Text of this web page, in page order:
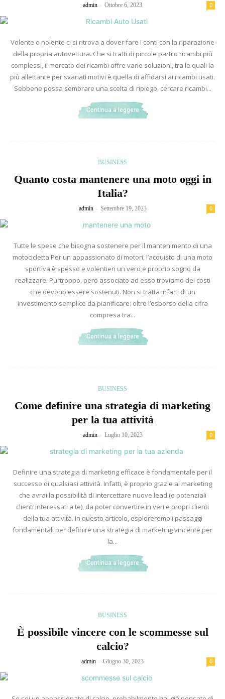
admin - Ottobre 6, 2023 0
Volente o nolente ci si ritrova a dover fare i conti con la riparazione
della propria autovettura. Che si tratti di piccole parti o ricambi più
complessi, il mercato dei ricambi offre varie soluzioni, tra le quali la
più allettante per svariati motivi è quella di affidarsi ai ricambi usati.
Sebbene possa sembrare una scelta di ripiego, cercare ricambi...
Continua a leggere
BUSINESS
Quanto costa mantenere una moto oggi in
Italia?
admin - Settembre 19, 2023 0
Tutte le spese che bisogna sostenere per il mantenimento di una
motocicletta Per un appassionato di motori, l’acquisto di una moto
sportiva è spesso e volentieri un vero e proprio sogno da
realizzare. Purtroppo, però associato ad esso troviamo dei costi
che devono essere sostenuti. Non si tratta infatti di un
investimento semplice da pianificare: oltre l’esborso della cifra
compresa tra...
Continua a leggere
BUSINESS
Come definire una strategia di marketing
per la tua attività
admin - Luglio 10, 2023 0
Definire una strategia di marketing efficace è fondamentale per il
successo di qualsiasi attività. Infatti, è proprio grazie al marketing
che avrai la possibilità di intercettare nuove lead (o potenziali
clienti interessati a te), da poter convertire in veri e propri clienti
della tua attività. In questo articolo, esploreremo i passaggi
fondamentali per definire una strategia di marketing vincente per
la...
Continua a leggere
BUSINESS
È possibile vincere con le scommesse sul
calcio?
admin - Giugno 30, 2023 0